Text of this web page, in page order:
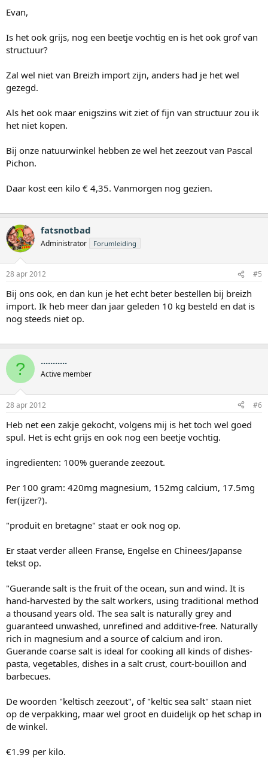
Evan,
Is het ook grijs, nog een beetje vochtig en is het ook grof van
structuur?
Zal wel niet van Breizh import zijn, anders had je het wel
gezegd.
Als het ook maar enigszins wit ziet of fijn van structuur zou ik
het niet kopen.
Bij onze natuurwinkel hebben ze wel het zeezout van Pascal
Pichon.
Daar kost een kilo € 4,35. Vanmorgen nog gezien.
fatsnotbad
Administrator Forumleiding
28 apr 2012 #5
Bij ons ook, en dan kun je het echt beter bestellen bij breizh
import. Ik heb meer dan jaar geleden 10 kg besteld en dat is
nog steeds niet op.
? ...........
Active member
28 apr 2012 #6
Heb net een zakje gekocht, volgens mij is het toch wel goed
spul. Het is echt grijs en ook nog een beetje vochtig.
ingredienten: 100% guerande zeezout.
Per 100 gram: 420mg magnesium, 152mg calcium, 17.5mg
fer(ijzer?).
"produit en bretagne" staat er ook nog op.
Er staat verder alleen Franse, Engelse en Chinees/Japanse
tekst op.
"Guerande salt is the fruit of the ocean, sun and wind. It is
hand-harvested by the salt workers, using traditional method
a thousand years old. The sea salt is naturally grey and
guaranteed unwashed, unrefined and additive-free. Naturally
rich in magnesium and a source of calcium and iron.
Guerande coarse salt is ideal for cooking all kinds of dishes-
pasta, vegetables, dishes in a salt crust, court-bouillon and
barbecues.
De woorden "keltisch zeezout", of "keltic sea salt" staan niet
op de verpakking, maar wel groot en duidelijk op het schap in
de winkel.
€1.99 per kilo.